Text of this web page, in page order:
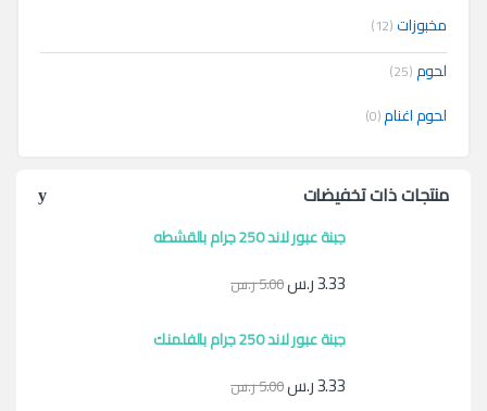
مخبوزات(12)
لحوم(25)
لحوم اغنام(0)
منتجات ذات تخفيضات
جبنة عبور لاند 250 جرام بالقشطه
3.33ر.س5.00ر.س
جبنة عبور لاند 250 جرام بالفلمنك
3.33ر.س5.00ر.س